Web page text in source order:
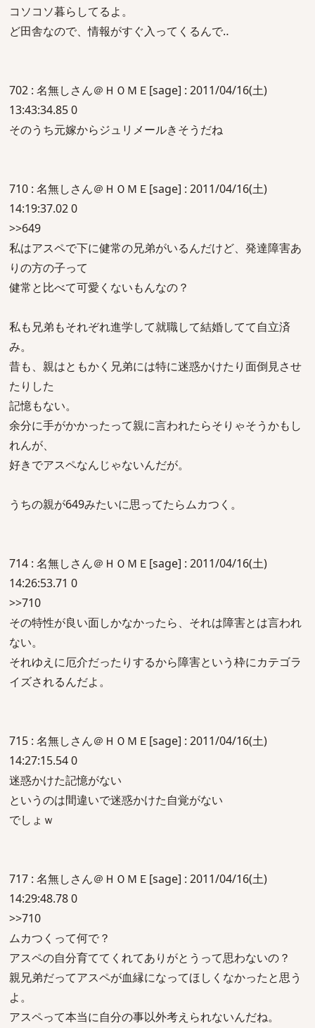
コソコソ暮らしてるよ。
ど田舎なので、情報がすぐ入ってくるんで‥
702 : 名無しさん＠ＨＯＭＥ[sage] : 2011/04/16(土)
13:43:34.85 0
そのうち元嫁からジュリメールきそうだね
710 : 名無しさん＠ＨＯＭＥ[sage] : 2011/04/16(土)
14:19:37.02 0
>>649
私はアスペで下に健常の兄弟がいるんだけど、発達障害あ
りの方の子って
健常と比べて可愛くないもんなの？
私も兄弟もそれぞれ進学して就職して結婚してて自立済
み。
昔も、親はともかく兄弟には特に迷惑かけたり面倒見させ
たりした
記憶もない。
余分に手がかかったって親に言われたらそりゃそうかもし
れんが、
好きでアスペなんじゃないんだが。
うちの親が649みたいに思ってたらムカつく。
714 : 名無しさん＠ＨＯＭＥ[sage] : 2011/04/16(土)
14:26:53.71 0
>>710
その特性が良い面しかなかったら、それは障害とは言われ
ない。
それゆえに厄介だったりするから障害という枠にカテゴラ
イズされるんだよ。
715 : 名無しさん＠ＨＯＭＥ[sage] : 2011/04/16(土)
14:27:15.54 0
迷惑かけた記憶がない
というのは間違いで迷惑かけた自覚がない
でしょｗ
717 : 名無しさん＠ＨＯＭＥ[sage] : 2011/04/16(土)
14:29:48.78 0
>>710
ムカつくって何で？
アスペの自分育ててくれてありがとうって思わないの？
親兄弟だってアスペが血縁になってほしくなかったと思う
よ。
アスペって本当に自分の事以外考えられないんだね。